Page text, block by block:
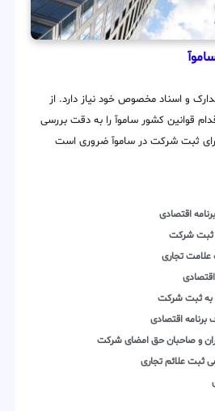
و اسناد مخصوص خود نیاز دارد. از
قوانین کشور ساموآ را به دقت بررسی
ثبت شرکت در ساموآ ضروری است
اقتصادی
ثبت شرکت
علامت تجاری
به ثبت شرکت
اقتصادی
و صاحبان حق امضای شرکت
ثبت علائم تجاری